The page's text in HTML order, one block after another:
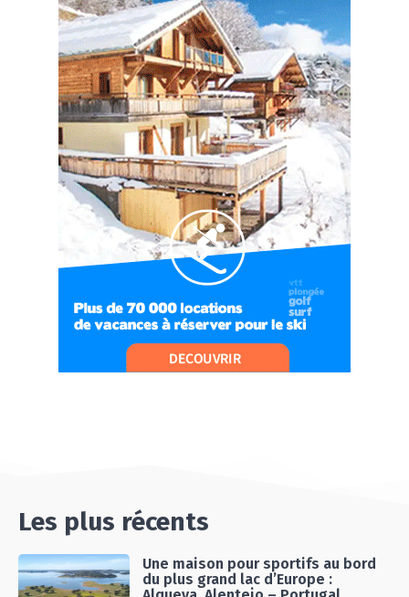
#EP7 VLOG : DE LA RAQUETTE EN PLEIN MILIEU
DU BEAUFORTAIN
04:09
#Ep8 VLOG : DÉCOUVERTE DU VERCORS ET DU
BASSIN GRENOBLOIS !
09:04
#Ep9 VLOG : UN SPORTIHOME CHEZ
SPORTIHOME !
07:21
#Ep10 VLOG : UN SEJOUR SPORTIF PROCHE DE
PARIS !
07:37
#Ep11 VLOG : SÉJOUR AU BORD DE LA SAÔNE
ET AU LAC D’AIGUEBELETTE
05:55
#Ep12 VLOG : ANNECY, ENTRE LAC ET
06:26
UN SÉJOUR SPORT & NATURE
07:19
Les plus récents
Une maison pour sportifs au bord
du plus grand lac d’Europe :